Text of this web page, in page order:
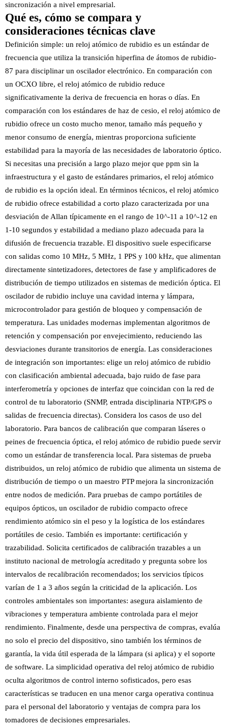
sincronización a nivel empresarial.
Qué es, cómo se compara y
consideraciones técnicas clave
Definición simple: un reloj atómico de rubidio es un estándar de
frecuencia que utiliza la transición hiperfina de átomos de rubidio-
87 para disciplinar un oscilador electrónico. En comparación con
un OCXO libre, el reloj atómico de rubidio reduce
significativamente la deriva de frecuencia en horas o días. En
comparación con los estándares de haz de cesio, el reloj atómico de
rubidio ofrece un costo mucho menor, tamaño más pequeño y
menor consumo de energía, mientras proporciona suficiente
estabilidad para la mayoría de las necesidades de laboratorio óptico.
Si necesitas una precisión a largo plazo mejor que ppm sin la
infraestructura y el gasto de estándares primarios, el reloj atómico
de rubidio es la opción ideal. En términos técnicos, el reloj atómico
de rubidio ofrece estabilidad a corto plazo caracterizada por una
desviación de Allan típicamente en el rango de 10^-11 a 10^-12 en
1-10 segundos y estabilidad a mediano plazo adecuada para la
difusión de frecuencia trazable. El dispositivo suele especificarse
con salidas como 10 MHz, 5 MHz, 1 PPS y 100 kHz, que alimentan
directamente sintetizadores, detectores de fase y amplificadores de
distribución de tiempo utilizados en sistemas de medición óptica. El
oscilador de rubidio incluye una cavidad interna y lámpara,
microcontrolador para gestión de bloqueo y compensación de
temperatura. Las unidades modernas implementan algoritmos de
retención y compensación por envejecimiento, reduciendo las
desviaciones durante transitorios de energía. Las consideraciones
de integración son importantes: elige un reloj atómico de rubidio
con clasificación ambiental adecuada, bajo ruido de fase para
interferometría y opciones de interfaz que coincidan con la red de
control de tu laboratorio (SNMP, entrada disciplinaria NTP/GPS o
salidas de frecuencia directas). Considera los casos de uso del
laboratorio. Para bancos de calibración que comparan láseres o
peines de frecuencia óptica, el reloj atómico de rubidio puede servir
como un estándar de transferencia local. Para sistemas de prueba
distribuidos, un reloj atómico de rubidio que alimenta un sistema de
distribución de tiempo o un maestro PTP mejora la sincronización
entre nodos de medición. Para pruebas de campo portátiles de
equipos ópticos, un oscilador de rubidio compacto ofrece
rendimiento atómico sin el peso y la logística de los estándares
portátiles de cesio. También es importante: certificación y
trazabilidad. Solicita certificados de calibración trazables a un
instituto nacional de metrología acreditado y pregunta sobre los
intervalos de recalibración recomendados; los servicios típicos
varían de 1 a 3 años según la criticidad de la aplicación. Los
controles ambientales son importantes: asegura aislamiento de
vibraciones y temperatura ambiente controlada para el mejor
rendimiento. Finalmente, desde una perspectiva de compras, evalúa
no solo el precio del dispositivo, sino también los términos de
garantía, la vida útil esperada de la lámpara (si aplica) y el soporte
de software. La simplicidad operativa del reloj atómico de rubidio
oculta algoritmos de control interno sofisticados, pero esas
características se traducen en una menor carga operativa continua
para el personal del laboratorio y ventajas de compra para los
tomadores de decisiones empresariales.